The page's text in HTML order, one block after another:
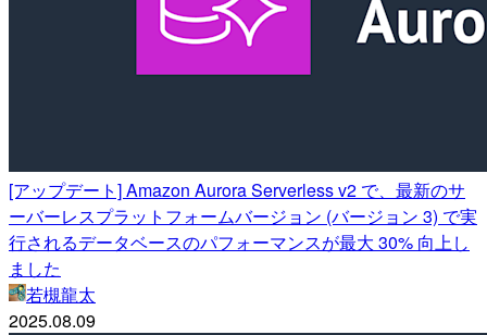
[アップデート] Amazon Aurora Serverless v2 で、最新のサ
ーバーレスプラットフォームバージョン (バージョン 3) で実
行されるデータベースのパフォーマンスが最大 30% 向上し
ました
若槻龍太
2025.08.09